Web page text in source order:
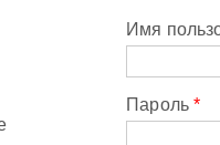
Имя
Пароль *